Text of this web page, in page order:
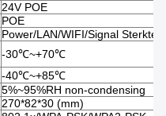
24V POE
POE
Power/LAN/WIFI/Signal Sterkte
-30℃~+70℃
-40℃~+85℃
5%~95%RH non-condensing
270*82*30 (mm)